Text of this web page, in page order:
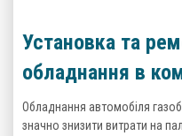
Установка та
обладнання в
Обладнання автомобіля
значно знизити витрати на